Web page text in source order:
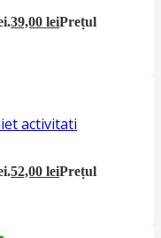
39,00leiPrețul
activitati
52,00leiPrețul